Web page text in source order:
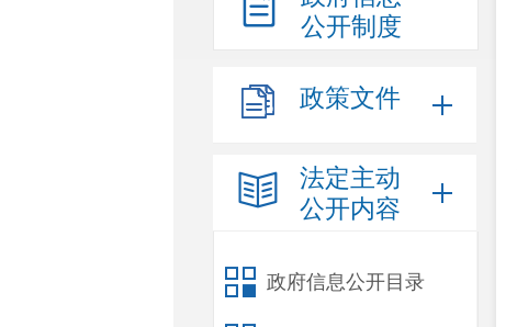
公开制度
政策文件
法定主动
公开内容
政府信息公开目录